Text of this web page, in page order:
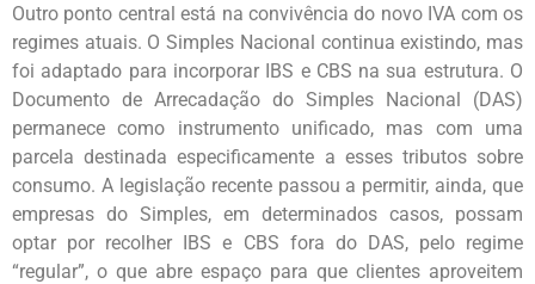
Outro ponto central está na convivência do novo IVA com os
regimes atuais. O Simples Nacional continua existindo, mas
foi adaptado para incorporar IBS e CBS na sua estrutura. O
Documento de Arrecadação do Simples Nacional (DAS)
permanece como instrumento unificado, mas com uma
parcela destinada especificamente a esses tributos sobre
consumo. A legislação recente passou a permitir, ainda, que
empresas do Simples, em determinados casos, possam
optar por recolher IBS e CBS fora do DAS, pelo regime
“regular”, o que abre espaço para que clientes aproveitem